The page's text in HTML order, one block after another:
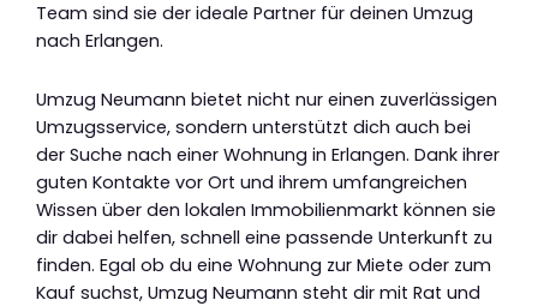
Team sind sie der ideale Partner für deinen Umzug
nach Erlangen.
Umzug Neumann bietet nicht nur einen zuverlässigen
Umzugsservice, sondern unterstützt dich auch bei
der Suche nach einer Wohnung in Erlangen. Dank ihrer
guten Kontakte vor Ort und ihrem umfangreichen
Wissen über den lokalen Immobilienmarkt können sie
dir dabei helfen, schnell eine passende Unterkunft zu
finden. Egal ob du eine Wohnung zur Miete oder zum
Kauf suchst, Umzug Neumann steht dir mit Rat und